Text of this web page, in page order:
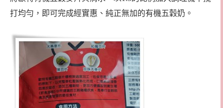
打均勻，即可完成經實惠、純正無加的有機五穀奶。